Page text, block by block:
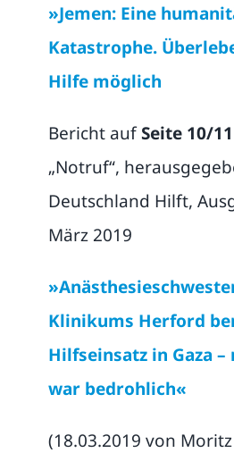
»Jemen: Eine
Katastrophe.
Hilfe möglich
Bericht aufSeite 10/11
„Notruf“,
Deutschland Hilft,
März 2019
Klinikums Herford
Hilfseinsatz in Gaza –
war bedrohlich«
(18.03.2019 von